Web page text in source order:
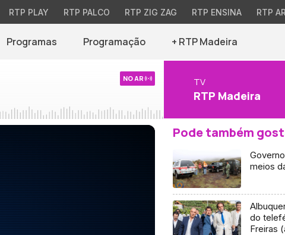
RTP PLAY RTP PALCO RTP ZIG ZAG RTP ENSINA RTP
Programas Programação + RTP Madeira
NO AR TV
RTP Madeira
Pode também
meios
do
Freiras